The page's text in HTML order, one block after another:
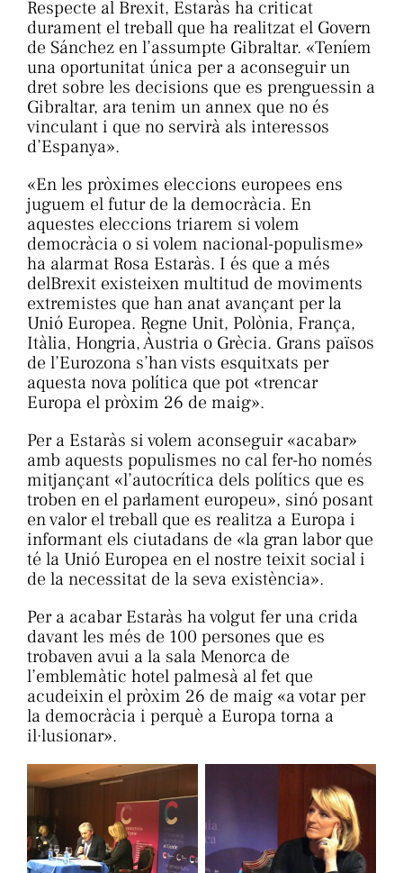
Respecte al Brexit, Estaràs ha criticat
durament el treball que ha realitzat el Govern
de Sánchez en l’assumpte Gibraltar. «Teníem
una oportunitat única per a aconseguir un
dret sobre les decisions que es prenguessin a
Gibraltar, ara tenim un annex que no és
vinculant i que no servirà als interessos
d’Espanya».
«En les pròximes eleccions europees ens
juguem el futur de la democràcia. En
aquestes eleccions triarem si volem
democràcia o si volem nacional-populisme»
ha alarmat Rosa Estaràs. I és que a més
delBrexit existeixen multitud de moviments
extremistes que han anat avançant per la
Unió Europea. Regne Unit, Polònia, França,
Itàlia, Hongria, Àustria o Grècia. Grans països
de l’Eurozona s’han vists esquitxats per
aquesta nova política que pot «trencar
Europa el pròxim 26 de maig».
Per a Estaràs si volem aconseguir «acabar»
amb aquests populismes no cal fer-ho només
mitjançant «l’autocrítica dels polítics que es
troben en el parlament europeu», sinó posant
en valor el treball que es realitza a Europa i
informant els ciutadans de «la gran labor que
té la Unió Europea en el nostre teixit social i
de la necessitat de la seva existència».
Per a acabar Estaràs ha volgut fer una crida
davant les més de 100 persones que es
trobaven avui a la sala Menorca de
l’emblemàtic hotel palmesà al fet que
acudeixin el pròxim 26 de maig «a votar per
la democràcia i perquè a Europa torna a
il·lusionar».